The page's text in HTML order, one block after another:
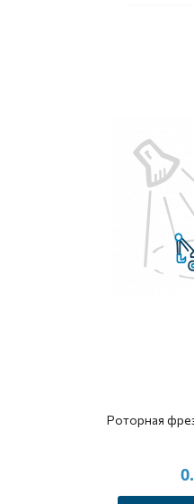
Роторная